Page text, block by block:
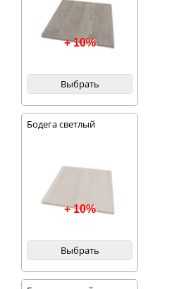
+ 10%
Выбрать
Бодега светлый
+ 10%
Выбрать